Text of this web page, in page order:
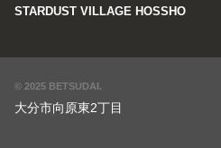
STARDUST VILLAGE HOSSHO
© 2025 BETSUDAI.
大分市向原東2丁目